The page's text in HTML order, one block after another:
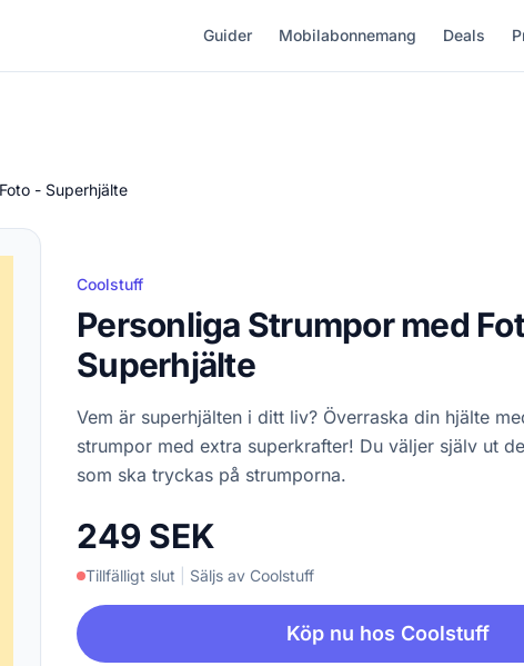
Guider Mobilabonnemang Deals
- Superhjälte
Coolstuff
Personliga Strumpor med
Superhjälte
Vem är superhjälten i ditt liv? Överraska din hjälte
strumpor med extra superkrafter! Du väljer själv ut
som ska tryckas på strumporna.
249 SEK
Tillfälligt slut Säljs av Coolstuff
Köp nu hos Coolstuff